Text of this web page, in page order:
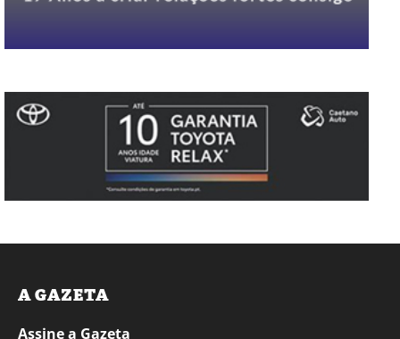
A GAZETA
Assine a Gazeta